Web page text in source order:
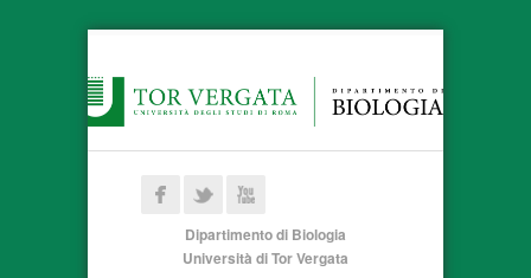
Dipartimento di Biologia
Università di Tor Vergata